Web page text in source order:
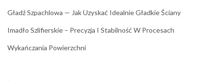
Gładź Szpachlowa — Jak Uzyskać Idealnie Gładkie Ściany
Imadło Szlifierskie – Precyzja I Stabilność W Procesach
Wykańczania Powierzchni